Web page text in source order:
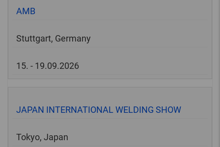
AMB
Stuttgart, Germany
15. - 19.09.2026
JAPAN INTERNATIONAL WELDING SHOW
Tokyo, Japan